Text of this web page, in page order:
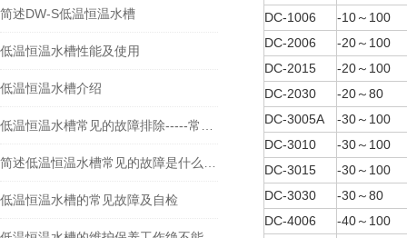
简述DW-S低温恒温水槽
低温恒温水槽性能及使用
低温恒温水槽介绍
低温恒温水槽的常见故障及自检
DC-1006
-10 ～ 100
DC-2006
-20 ～ 100
DC-2015
-20 ～ 100
DC-2030
-20 ～ 80
DC-3005A
-30 ～ 100
DC-3010
-30 ～ 100
DC-3015
-30 ～ 100
DC-3030
-30 ～ 80
DC-4006
-40 ～ 100